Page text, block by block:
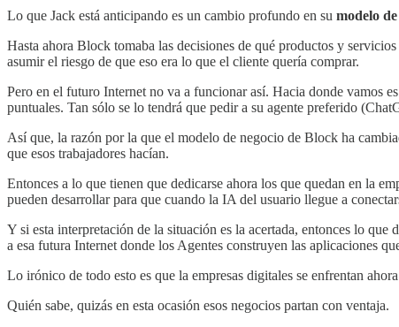
Lo que Jack está anticipando es un cambio profundo en su modelo
Hasta ahora Block tomaba las decisiones de qué productos y
asumir el riesgo de que eso era lo que el cliente quería comprar.
Pero en el futuro Internet no va a funcionar así. Hacia donde vamos
puntuales. Tan sólo se lo tendrá que pedir a su agente preferido
Así que, la razón por la que el modelo de negocio de Block ha
que esos trabajadores hacían.
Entonces a lo que tienen que dedicarse ahora los que quedan en la
pueden desarrollar para que cuando la IA del usuario llegue a
Y si esta interpretación de la situación es la acertada, entonces lo
a esa futura Internet donde los Agentes construyen las aplicaciones
Lo irónico de todo esto es que la empresas digitales se enfrentan
Quién sabe, quizás en esta ocasión esos negocios partan con ventaja.